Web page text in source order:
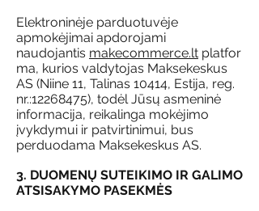
Elektroninėje parduotuvėje
apmokėjimai apdorojami
naudojantis makecommerce.lt platfor
ma, kurios valdytojas Maksekeskus
AS (Niine 11, Talinas 10414, Estija, reg.
nr.:12268475), todėl Jūsų asmeninė
informacija, reikalinga mokėjimo
įvykdymui ir patvirtinimui, bus
perduodama Maksekeskus AS.
3. DUOMENŲ SUTEIKIMO IR GALIMO
ATSISAKYMO PASEKMĖS